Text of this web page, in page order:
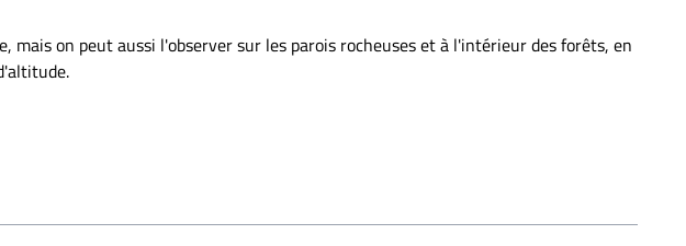
mais on peut aussi l'observer sur les parois rocheuses et à l'intérieur des forêts, en